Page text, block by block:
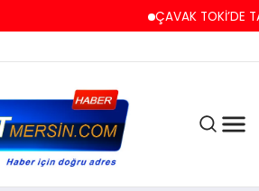
ÇAVAK TOKİ’DE TAPU